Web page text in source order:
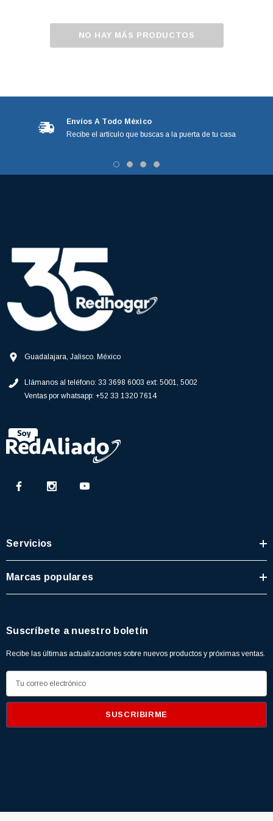
NO HAY MÁS PRODUCTOS
Envíos A Todo México
Recibe el artículo que buscas a la puerta de tu casa
Guadalajara, Jalisco. México
Llámanos al teléfono: 33 3698 6003 ext: 5001, 5002
Ventas por whatsapp: +52 33 1320 7614
Servicios
Marcas populares
Suscríbete a nuestro boletín
Recibe las últimas actualizaciones sobre nuevos productos y próximas ventas.
i
e